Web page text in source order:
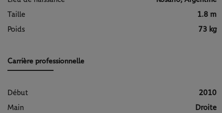
Taille
1.8 m
Poids
73 kg
Carrière professionnelle
Début
2010
Main
Droite